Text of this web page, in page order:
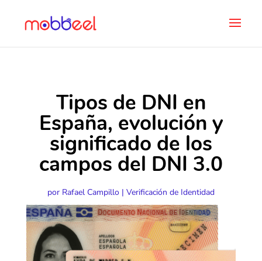
Tipos de DNI en
España, evolución y
significado de los
campos del DNI 3.0
por Rafael Campillo| Verificación de Identidad